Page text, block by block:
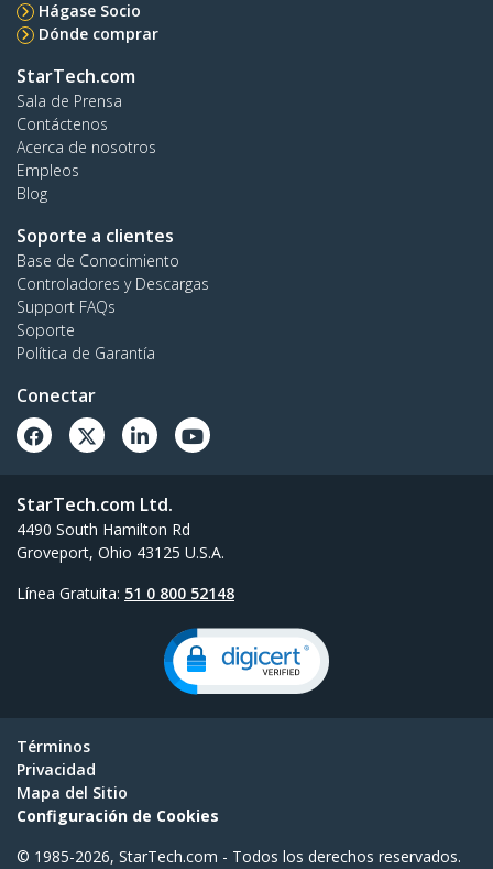
Hágase Socio
Dónde comprar
StarTech.com
Sala de Prensa
Contáctenos
Acerca de nosotros
Empleos
Blog
Soporte a clientes
Base de Conocimiento
Controladores y Descargas
Support FAQs
Soporte
Política de Garantía
Conectar
StarTech.com Ltd.
4490 South Hamilton Rd
Groveport, Ohio 43125 U.S.A.
Línea Gratuita: 51 0 800 52148
Términos
Privacidad
Mapa del Sitio
Configuración de Cookies
© 1985-2026, StarTech.com - Todos los derechos reservados.